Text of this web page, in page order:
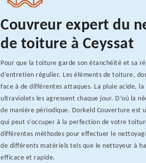
Couvreur expert du
de toiture à Ceyssat
Pour que la toiture garde son étanchéité et sa
d’entretien régulier. Les éléments de toiture,
face à de différentes attaques. La pluie acide,
ultraviolets les agressent chaque jour. D’où la
de manière périodique. Dorkeld Couverture est
qui peut s’occuper à la perfection de votre
différentes méthodes pour effectuer le
de différents matériels tels que le nettoyeur à
efficace et rapide.